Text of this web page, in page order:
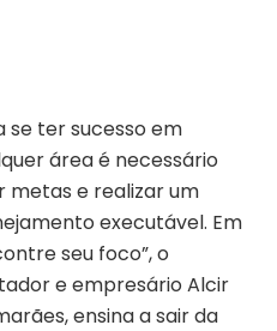
se ter sucesso em
área é necessário
metas e realizar um
executável. Em
seu foco”, o
e empresário Alcir
ensina a sair da